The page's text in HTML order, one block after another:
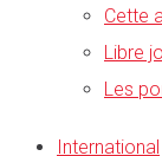
Cette
Libre
Les
International